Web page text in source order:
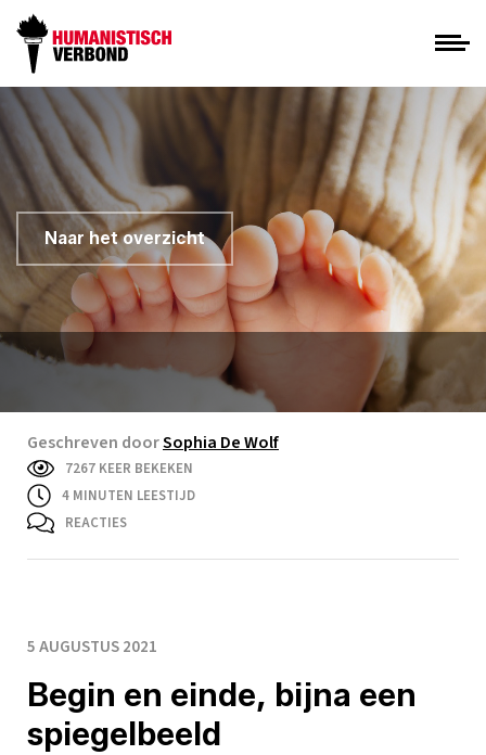
Naar het overzicht
Geschreven doorSophia De Wolf
7267 KEER BEKEKEN
4 MINUTEN LEESTIJD
REACTIES
5 AUGUSTUS 2021
Begin en einde, bijna een
spiegelbeeld